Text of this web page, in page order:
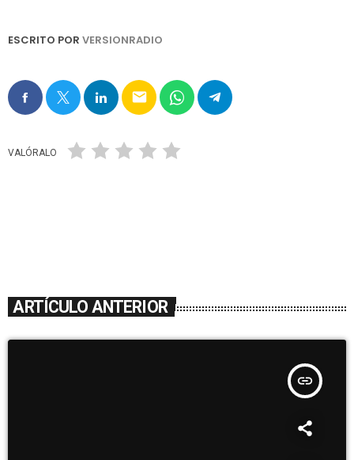
ESCRITO POR VERSIONRADIO
email
VALÓRALO
ARTÍCULO ANTERIOR
insert_link